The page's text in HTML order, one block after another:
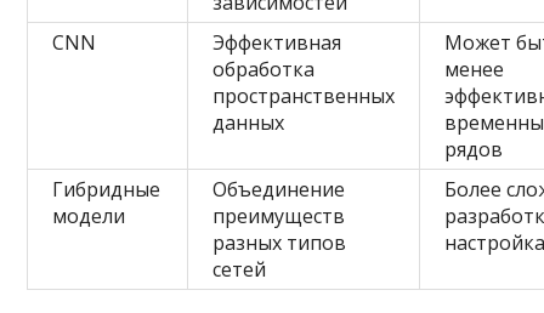
CNN
Эффективная
обработка
пространственных
данных
Может
менее
рядов
Гибридные
модели
Объединение
преимуществ
разных типов
сетей
Более